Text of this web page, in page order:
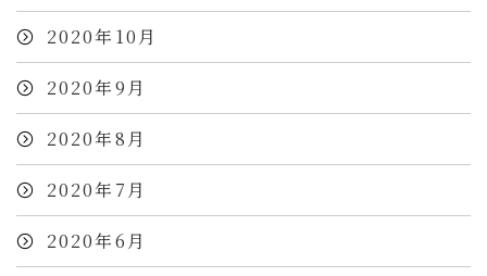
2020年10月
2020年9月
2020年8月
2020年7月
2020年6月